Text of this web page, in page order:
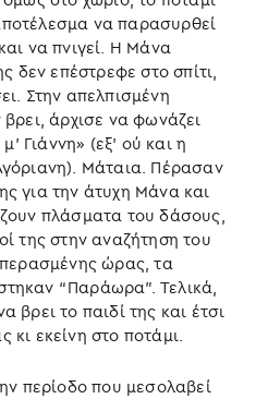
να παρασυρθεί
να πνιγεί. Η Μάνα
δεν επέστρεφε στο σπίτι,
Στην απελπισμένη
άρχισε να φωνάζει
Γιάννη» (εξ’ ού και η
Μάταια. Πέρασαν
για την άτυχη Μάνα και
πλάσματα του δάσους,
της στην αναζήτηση του
ώρας, τα
“Παράωρα”. Τελικά,
το παιδί της και έτσι
κι εκείνη στο ποτάμι.
περίοδο που μεσολαβεί